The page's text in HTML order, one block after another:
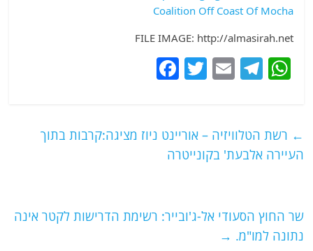
FILE IMAGE: http://almasirah.net
W
s
A
T
g
ra
E
l
T
er
e
k
← רשת הטלוויזיה – אוריינט ניוז מציגה:קרבות בתוך
העיירה אלבעת' בקונייטרה
שר החוץ הסעודי אל-ג'ובייר: רשימת הדרישות לקטר אינה
נתונה למו"מ. →